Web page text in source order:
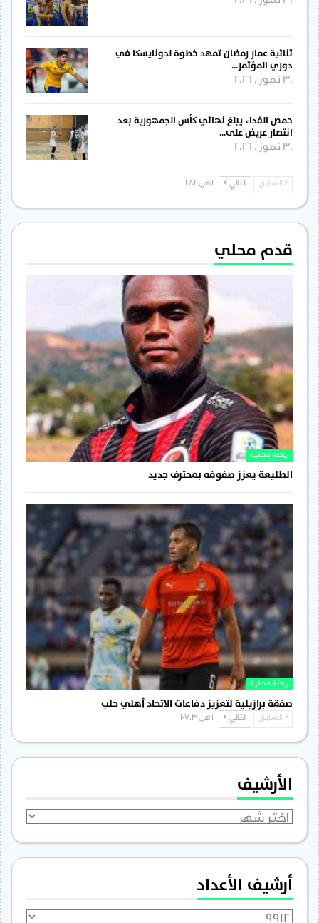
ثنائية عمار رمضان تمهد خطوة لدونايسكا في
دوري المؤتمر…
30 تموز , 2026
حمص الفداء يبلغ نهائي كأس الجمهورية بعد
انتصار عريض على…
30 تموز , 2026
السابق التالي
قدم محلي
رياضة محلية
الطليعة يعزز صفوفه بمحترف جديد
رياضة محلية
صفقة برازيلية لتعزيز دفاعات الاتحاد أهلي حلب
السابق التالي
الأرشيف
الأرشيف
أرشيف الأعداد